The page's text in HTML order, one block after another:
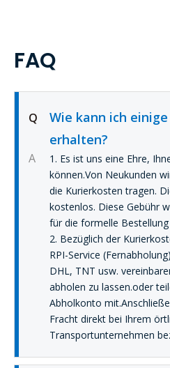
FAQ
Q
Wie kann ich
erhalten?
A
1. Es ist uns eine Ehre,
können.Von Neukunden
die Kurierkosten tragen.
kostenlos. Diese Gebühr
für die formelle
2. Bezüglich der
RPI-Service
DHL, TNT usw.
abholen zu lassen.oder
Abholkonto
Fracht direkt bei Ihrem
Transportunternehmen